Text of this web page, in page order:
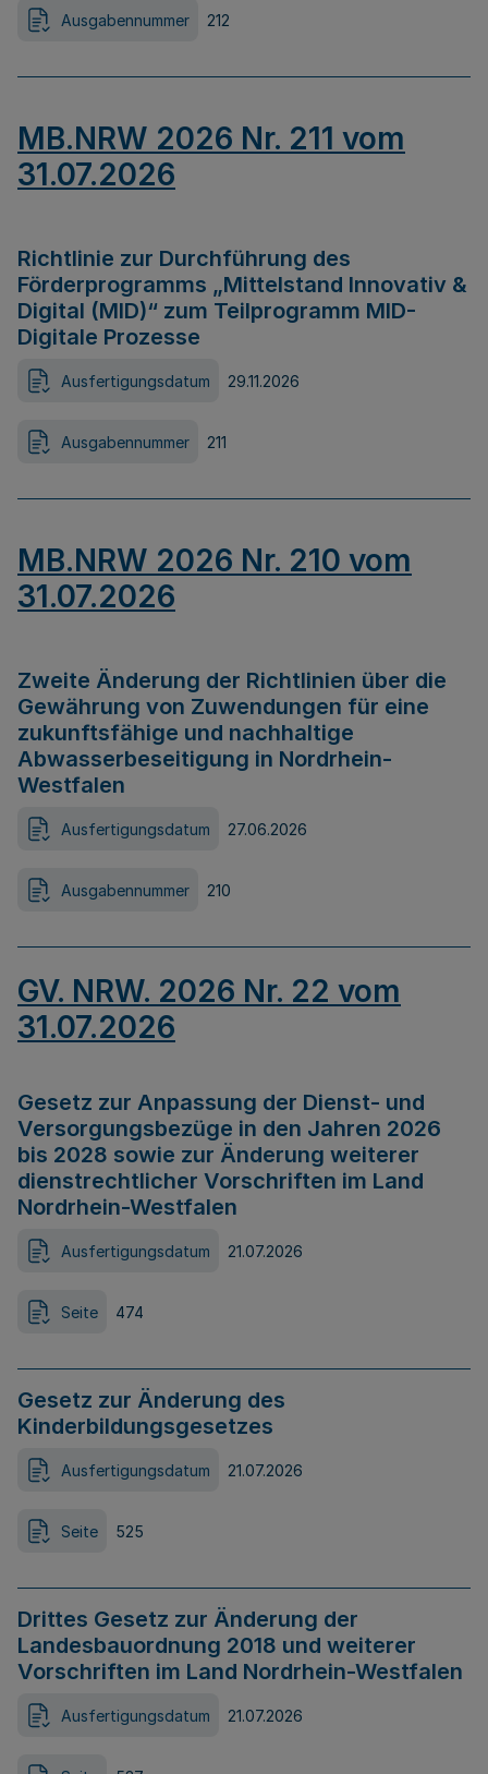
Ausgabennummer 212
MB.NRW 2026 Nr. 211 vom
31.07.2026
Richtlinie zur Durchführung des
Förderprogramms „Mittelstand Innovativ &
Digital (MID)“ zum Teilprogramm MID-
Digitale Prozesse
Ausfertigungsdatum 29.11.2026
Ausgabennummer 211
MB.NRW 2026 Nr. 210 vom
31.07.2026
Zweite Änderung der Richtlinien über die
Gewährung von Zuwendungen für eine
zukunftsfähige und nachhaltige
Abwasserbeseitigung in Nordrhein-
Westfalen
Ausfertigungsdatum 27.06.2026
Ausgabennummer 210
GV. NRW. 2026 Nr. 22 vom
31.07.2026
Gesetz zur Anpassung der Dienst- und
Versorgungsbezüge in den Jahren 2026
bis 2028 sowie zur Änderung weiterer
dienstrechtlicher Vorschriften im Land
Nordrhein-Westfalen
Ausfertigungsdatum 21.07.2026
Seite 474
Gesetz zur Änderung des
Kinderbildungsgesetzes
Ausfertigungsdatum 21.07.2026
Seite 525
Drittes Gesetz zur Änderung der
Landesbauordnung 2018 und weiterer
Vorschriften im Land Nordrhein-Westfalen
Ausfertigungsdatum 21.07.2026